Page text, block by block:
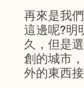
再來是我
這邊呢?明
久，但是
創的城市
外的東西